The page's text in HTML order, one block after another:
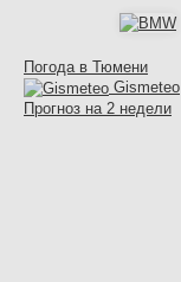
Погода в Тюмени
Gismeteo
Прогноз на 2 недели